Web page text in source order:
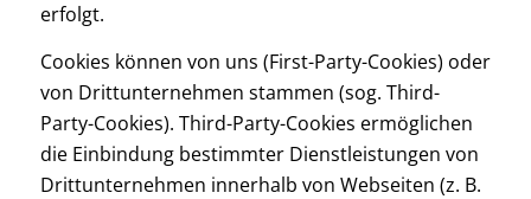
erfolgt.
Cookies können von uns (First-Party-Cookies) oder
von Drittunternehmen stammen (sog. Third-
Party-Cookies). Third-Party-Cookies ermöglichen
die Einbindung bestimmter Dienstleistungen von
Drittunternehmen innerhalb von Webseiten (z. B.